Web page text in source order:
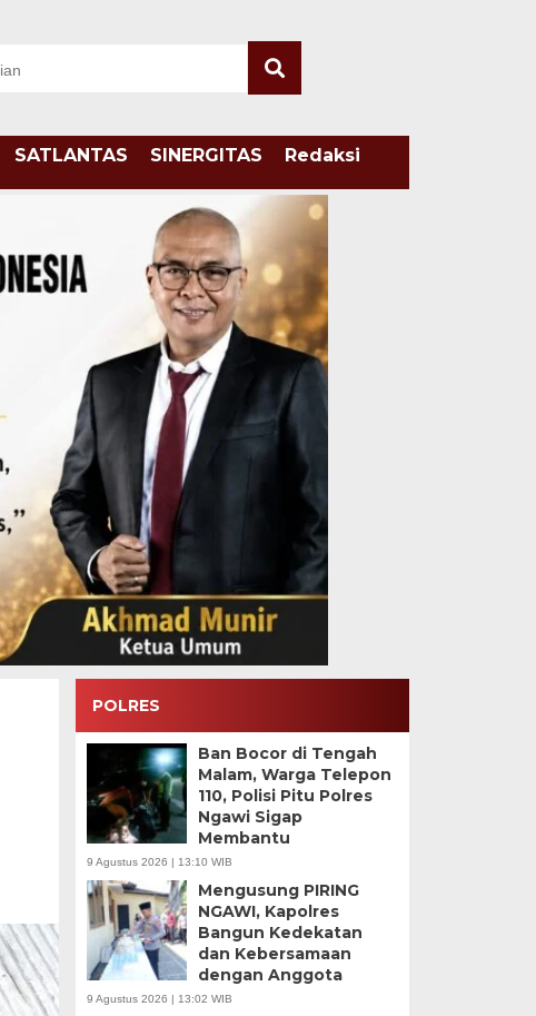
SATLANTAS SINERGITAS Redaksi
POLRES
Ban Bocor di Tengah
Malam, Warga Telepon
110, Polisi Pitu Polres
Ngawi Sigap
Membantu
9 Agustus 2026 | 13:10 WIB
Mengusung PIRING
NGAWI, Kapolres
Bangun Kedekatan
dan Kebersamaan
dengan Anggota
9 Agustus 2026 | 13:02 WIB